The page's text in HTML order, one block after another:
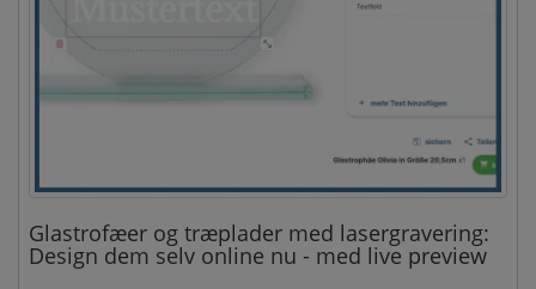
Glastrofæer og træplader med lasergravering:
Design dem selv online nu - med live preview